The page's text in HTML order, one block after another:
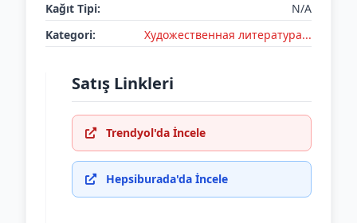
Kağıt Tipi:
N/A
Kategori:
Художественная литература...
Satış Linkleri
Trendyol'da İncele
Hepsiburada'da İncele